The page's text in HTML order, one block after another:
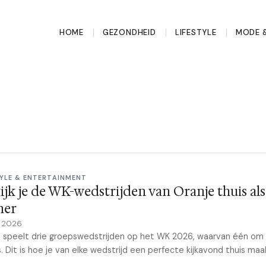
HOME GEZONDHEID LIFESTYLE MODE
& ENTERTAINMENT
je de WK-wedstrijden van Oranje thuis
2026
speelt drie groepswedstrijden op het WK 2026, waarvan één om
Dit is hoe je van elke wedstrijd een perfecte kijkavond thuis